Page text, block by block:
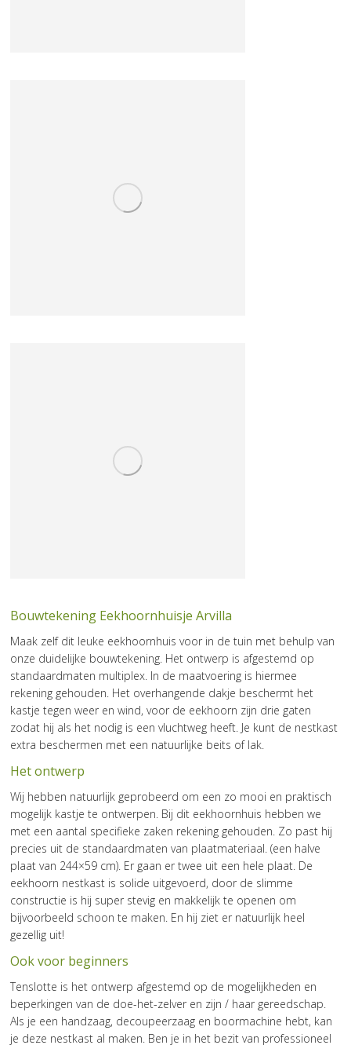
Bouwtekening Eekhoornhuisje Arvilla
Maak zelf dit leuke eekhoornhuis voor in de tuin met behulp van
onze duidelijke bouwtekening. Het ontwerp is afgestemd op
standaardmaten multiplex. In de maatvoering is hiermee
rekening gehouden. Het overhangende dakje beschermt het
kastje tegen weer en wind, voor de eekhoorn zijn drie gaten
zodat hij als het nodig is een vluchtweg heeft. Je kunt de nestkast
extra beschermen met een natuurlijke beits of lak.
Het ontwerp
Wij hebben natuurlijk geprobeerd om een zo mooi en praktisch
mogelijk kastje te ontwerpen. Bij dit eekhoornhuis hebben we
met een aantal specifieke zaken rekening gehouden. Zo past hij
precies uit de standaardmaten van plaatmateriaal. (een halve
plaat van 244×59 cm). Er gaan er twee uit een hele plaat. De
eekhoorn nestkast is solide uitgevoerd, door de slimme
constructie is hij super stevig en makkelijk te openen om
bijvoorbeeld schoon te maken. En hij ziet er natuurlijk heel
gezellig uit!
Ook voor beginners
Tenslotte is het ontwerp afgestemd op de mogelijkheden en
beperkingen van de doe-het-zelver en zijn / haar gereedschap.
Als je een handzaag, decoupeerzaag en boormachine hebt, kan
je deze nestkast al maken. Ben je in het bezit van professioneel